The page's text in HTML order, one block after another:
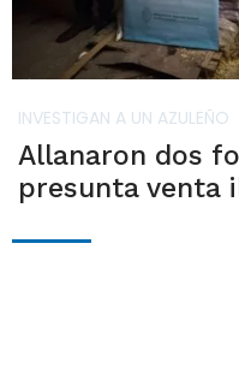
INVESTIGAN A UN AZULEÑO
Allanaron dos
presunta venta